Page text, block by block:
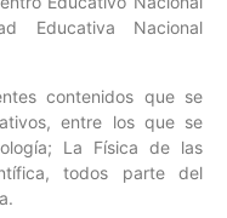
Educativa Nacional
contenidos que se
entre los que se
La Física de las
todos parte del